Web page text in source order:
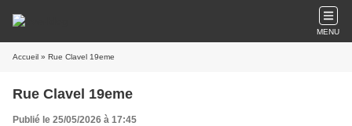
MENU
Accueil » Rue Clavel 19eme
Rue Clavel 19eme
Publié le 25/05/2026 à 17:45